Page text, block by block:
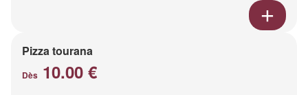
Pizza tourana
Dès 10.00 €